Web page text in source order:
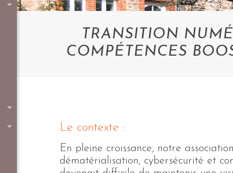
TRANSITION
COMPÉTENCES
Le contexte :
En pleine croissance, notre
dématérialisation, cybersécurité et